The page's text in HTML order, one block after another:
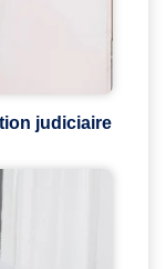
judiciaire